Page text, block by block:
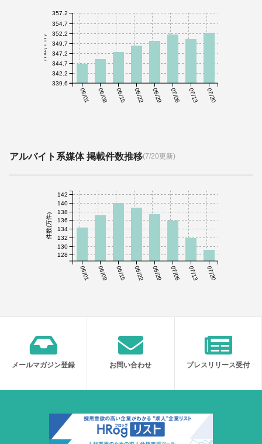
06/01 06/08 06/15 06/22 06/29 07/06 07/13 07/20
件数(千件)
339.6
342.2
344.7
347.2
349.7
352.2
354.7
357.2
アルバイト系媒体 掲載件数推移(7/20更新)
06/01 06/08 06/15 06/22 06/29 07/06 07/13 07/20
件数(万件)
128
130
132
134
136
138
140
142
メールマガジン登録 お問い合わせ プレスリリース受付